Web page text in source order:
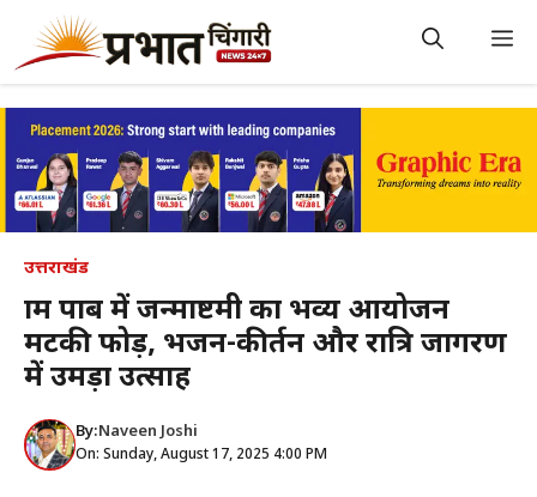
content
उत्तराखंड
ग्राम पाब में जन्माष्टमी का भव्य आयोजन
मटकी फोड़, भजन-कीर्तन और रात्रि जागरण
में उमड़ा उत्साह
By:Naveen Joshi
On: Sunday, August 17, 2025 4:00 PM